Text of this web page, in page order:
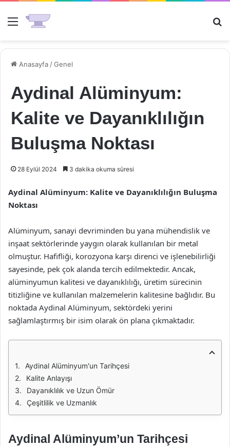
Menü
Anasayfa /Genel
Aydinal Alüminyum:
Kalite ve Dayanıklılığın
Buluşma Noktası
28 Eylül 2024 3 dakika okuma süresi
Aydinal Alüminyum: Kalite ve Dayanıklılığın Buluşma
Noktası
Alüminyum, sanayi devriminden bu yana mühendislik ve
inşaat sektörlerinde yaygın olarak kullanılan bir metal
olmuştur. Hafifliği, korozyona karşı direnci ve işlenebilirliği
sayesinde, pek çok alanda tercih edilmektedir. Ancak,
alüminyumun kalitesi ve dayanıklılığı, üretim sürecinin
titizliğine ve kullanılan malzemelerin kalitesine bağlıdır. Bu
noktada Aydinal Alüminyum, sektördeki yerini
sağlamlaştırmış bir isim olarak ön plana çıkmaktadır.
Aydinal Alüminyum'un Tarihçesi
Kalite Anlayışı
Dayanıklılık ve Uzun Ömür
Çeşitlilik ve Uzmanlık
Aydinal Alüminyum’un Tarihçesi